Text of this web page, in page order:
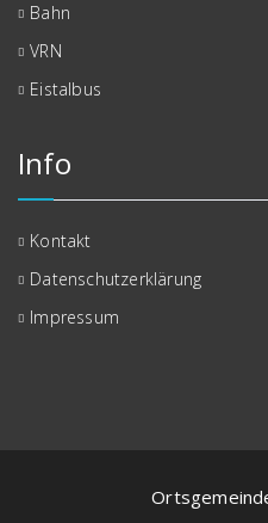
Bahn
VRN
Eistalbus
Info
Kontakt
Datenschutzerklärung
Impressum